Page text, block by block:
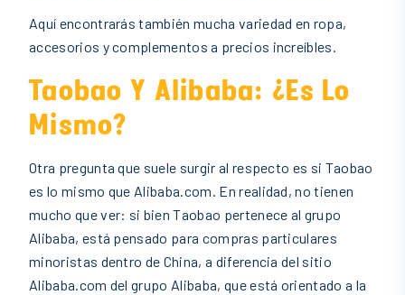
Aquí encontrarás también mucha variedad en ropa,
accesorios y complementos a precios increíbles.
Taobao Y Alibaba: ¿es Lo
Mismo?
Otra pregunta que suele surgir al respecto es si Taobao
es lo mismo que Alibaba.com. En realidad, no tienen
mucho que ver: si bien Taobao pertenece al grupo
Alibaba, está pensado para compras particulares
minoristas dentro de China, a diferencia del sitio
Alibaba.com del grupo Alibaba, que está orientado a la